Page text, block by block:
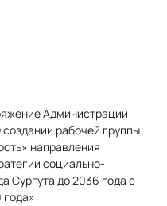
Администрации
рабочей группы
направления
социально-
Сургута до 2036 года с